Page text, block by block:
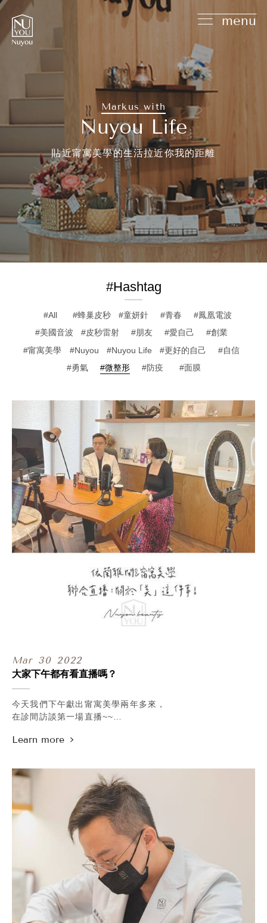
menu
Markus with
Nuyou Life
貼近甯寓美學的生活拉近你我的距離
#Hashtag
All 蜂巢皮秒 童妍針 青春
鳳凰電波
美國音波
皮秒雷射 朋友 愛自己
創業
甯寓美學
Nuyou Nuyou Life 更好的自己
自信
勇氣
微整形 防疫 面膜
Mar 30 2022
大家下午都有看直播嗎？
今天我們下午獻出甯寓美學兩年多來，
在診間訪談第一場直播~~
應 依蘭雅閑幸福芳療 Vedaroma Is Happiness
今天特地久違地聊聊自己，
也聊聊彼此在 #美業創業 的心路歷程。
今年是芳療品牌 #依蘭雅閑 創立的第7年，
還記得當初在籌備創業時，
嘉倪身為芳療界的領頭羊，
也曾無私的分享不少寶貴經驗給我們，
其實我們不說大家都不會知道...
她是我12年前的同事戰友((大驚
你們看到嘉倪的狀態，
是不是覺得我們怎麼可能有認識10年以上!!
說到這個我就非常驕傲啦~~
畢竟這麼多年來她的臉都是靠我幫她顧的